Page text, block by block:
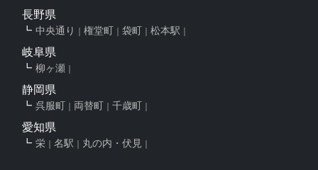
長野県
中央通り 権堂町 袋町 松本駅
岐阜県
柳ヶ瀬
静岡県
呉服町 両替町 千歳町
愛知県
栄 名駅 丸の内・伏見